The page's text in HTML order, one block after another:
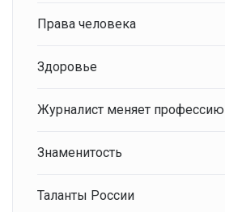
Права человека
Здоровье
Журналист меняет профессию
Знаменитость
Таланты России